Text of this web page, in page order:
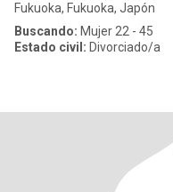
Fukuoka, Fukuoka, Japón
Buscando: Mujer 22 - 45
Estado civil: Divorciado/a